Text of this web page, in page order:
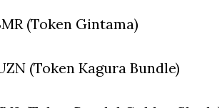
(Token Gintama)
(Token Kagura Bundle)